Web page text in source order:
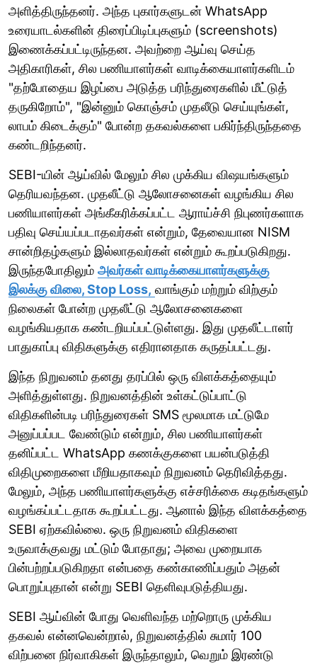
அளித்திருந்தனர். அந்த புகார்களுடன் WhatsApp
உரையாடல்களின் திரைப்பிடிப்புகளும் (screenshots)
இணைக்கப்பட்டிருந்தன. அவற்றை ஆய்வு செய்த
அதிகாரிகள், சில பணியாளர்கள் வாடிக்கையாளர்களிடம்
"தற்போதைய இழப்பை அடுத்த பரிந்துரைகளில் மீட்டுத்
தருகிறோம்", "இன்னும் கொஞ்சம் முதலீடு செய்யுங்கள்,
லாபம் கிடைக்கும்" போன்ற தகவல்களை பகிர்ந்திருந்ததை
கண்டறிந்தனர்.
SEBI-யின் ஆய்வில் மேலும் சில முக்கிய விஷயங்களும்
தெரியவந்தன. முதலீட்டு ஆலோசனைகள் வழங்கிய சில
பணியாளர்கள் அங்கீகரிக்கப்பட்ட ஆராய்ச்சி நிபுணர்களாக
பதிவு செய்யப்படாதவர்கள் என்றும், தேவையான NISM
சான்றிதழ்களும் இல்லாதவர்கள் என்றும் கூறப்படுகிறது.
இருந்தபோதிலும் அவர்கள் வாடிக்கையாளர்களுக்கு
இலக்கு விலை, Stop Loss, வாங்கும் மற்றும் விற்கும்
நிலைகள் போன்ற முதலீட்டு ஆலோசனைகளை
வழங்கியதாக கண்டறியப்பட்டுள்ளது. இது முதலீட்டாளர்
பாதுகாப்பு விதிகளுக்கு எதிரானதாக கருதப்பட்டது.
இந்த நிறுவனம் தனது தரப்பில் ஒரு விளக்கத்தையும்
அளித்துள்ளது. நிறுவனத்தின் உள்கட்டுப்பாட்டு
விதிகளின்படி பரிந்துரைகள் SMS மூலமாக மட்டுமே
அனுப்பப்பட வேண்டும் என்றும், சில பணியாளர்கள்
தனிப்பட்ட WhatsApp கணக்குகளை பயன்படுத்தி
விதிமுறைகளை மீறியதாகவும் நிறுவனம் தெரிவித்தது.
மேலும், அந்த பணியாளர்களுக்கு எச்சரிக்கை கடிதங்களும்
வழங்கப்பட்டதாக கூறப்பட்டது. ஆனால் இந்த விளக்கத்தை
SEBI ஏற்கவில்லை. ஒரு நிறுவனம் விதிகளை
உருவாக்குவது மட்டும் போதாது; அவை முறையாக
பின்பற்றப்படுகிறதா என்பதை கண்காணிப்பதும் அதன்
பொறுப்புதான் என்று SEBI தெளிவுபடுத்தியது.
SEBI ஆய்வின் போது வெளிவந்த மற்றொரு முக்கிய
தகவல் என்னவென்றால், நிறுவனத்தில் சுமார் 100
விற்பனை நிர்வாகிகள் இருந்தாலும், வெறும் இரண்டு